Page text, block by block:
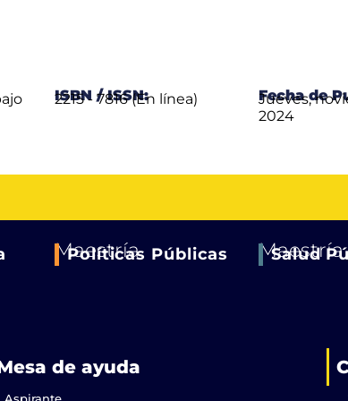
ISBN / ISSN:
2215 - 7816 (En línea) Fecha de
Jueves,
2024
Maestría
Políticas Públicas Maestría
Salud
de ayuda
Aspirante